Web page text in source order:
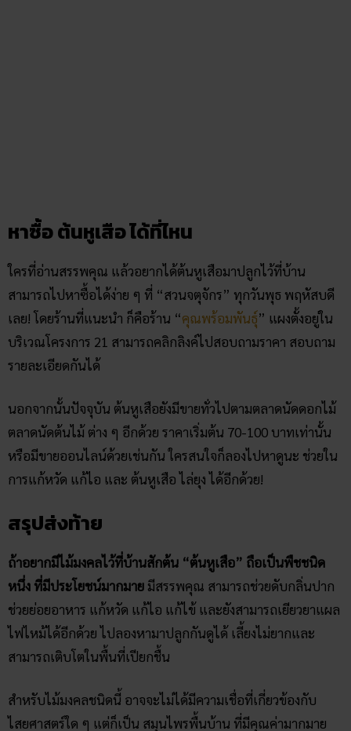
หาซื้อ ต้นหูเสือ ได้ที่ไหน
ใครที่อ่านสรรพคุณ แล้วอยากได้ต้นหูเสือมาปลูกไว้ที่บ้าน
สามารถไปหาซื้อได้ง่าย ๆ ที่ “สวนจตุจักร” ทุกวันพุธ พฤหัสบดี
เลย! โดยร้านที่แนะนำ ก็คือร้าน “คุณพร้อมพันธุ์” แผงตั้งอยู่ใน
บริเวณโครงการ 21 สามารถคลิกลิงค์ไปสอบถามราคา สอบถาม
รายละเอียดกันได้
นอกจากนั้นปัจจุบัน ต้นหูเสือยังมีขายทั่วไปตามตลาดนัดดอกไม้
ตลาดนัดต้นไม้ ต่าง ๆ อีกด้วย ราคาเริ่มต้น 70-100 บาทเท่านั้น
หรือมีขายออนไลน์ด้วยเช่นกัน ใครสนใจก็ลองไปหาดูนะ ช่วยใน
การแก้หวัด แก้ไอ และ ต้นหูเสือ ไล่ยุง ได้อีกด้วย!
สรุปส่งท้าย
ถ้าอยากมีไม้มงคลไว้ที่บ้านสักต้น “ต้นหูเสือ” ถือเป็นพืชชนิด
หนึ่ง ที่มีประโยชน์มากมาย มีสรรพคุณ สามารถช่วยดับกลิ่นปาก
ช่วยย่อยอาหาร แก้หวัด แก้ไอ แก้ไข้ และยังสามารถเยียวยาแผล
ไฟไหม้ได้อีกด้วย ไปลองหามาปลูกกันดูได้ เลี้ยงไม่ยากและ
สามารถเติบโตในพื้นที่เปียกชื้น
สำหรับไม้มงคลชนิดนี้ อาจจะไม่ได้มีความเชื่อที่เกี่ยวข้องกับ
ไสยศาสตร์ใด ๆ แต่ก็เป็น สมุนไพรพื้นบ้าน ที่มีคุณค่ามากมาย